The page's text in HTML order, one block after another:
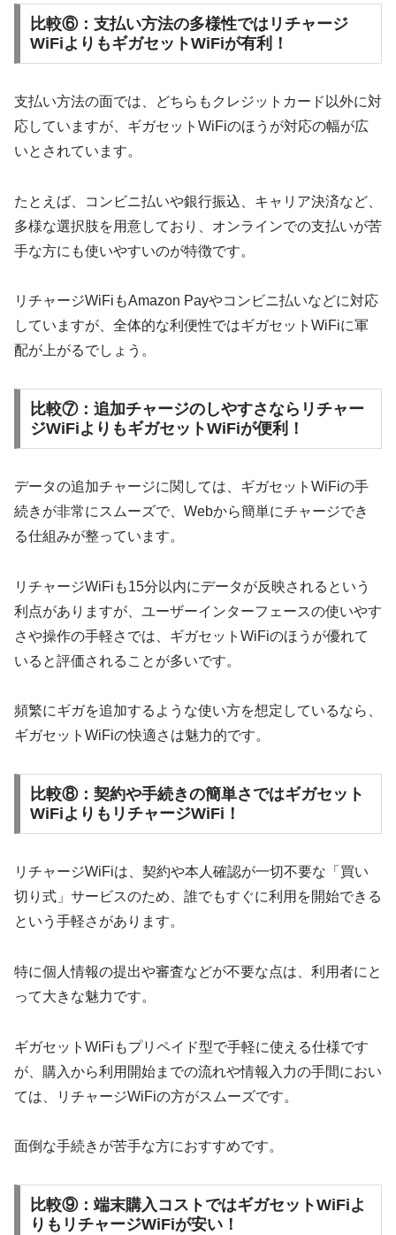
比較⑥：支払い方法の多様性ではリチャージ
WiFiよりもギガセットWiFiが有利！
支払い方法の面では、どちらもクレジットカード以外に対
応していますが、ギガセットWiFiのほうが対応の幅が広
いとされています。
たとえば、コンビニ払いや銀行振込、キャリア決済など、
多様な選択肢を用意しており、オンラインでの支払いが苦
手な方にも使いやすいのが特徴です。
リチャージWiFiもAmazon Payやコンビニ払いなどに対応
していますが、全体的な利便性ではギガセットWiFiに軍
配が上がるでしょう。
比較⑦：追加チャージのしやすさならリチャー
ジWiFiよりもギガセットWiFiが便利！
データの追加チャージに関しては、ギガセットWiFiの手
続きが非常にスムーズで、Webから簡単にチャージでき
る仕組みが整っています。
リチャージWiFiも15分以内にデータが反映されるという
利点がありますが、ユーザーインターフェースの使いやす
さや操作の手軽さでは、ギガセットWiFiのほうが優れて
いると評価されることが多いです。
頻繁にギガを追加するような使い方を想定しているなら、
ギガセットWiFiの快適さは魅力的です。
比較⑧：契約や手続きの簡単さではギガセット
WiFiよりもリチャージWiFi！
リチャージWiFiは、契約や本人確認が一切不要な「買い
切り式」サービスのため、誰でもすぐに利用を開始できる
という手軽さがあります。
特に個人情報の提出や審査などが不要な点は、利用者にと
って大きな魅力です。
ギガセットWiFiもプリペイド型で手軽に使える仕様です
が、購入から利用開始までの流れや情報入力の手間におい
ては、リチャージWiFiの方がスムーズです。
面倒な手続きが苦手な方におすすめです。
比較⑨：端末購入コストではギガセットWiFiよ
りもリチャージWiFiが安い！